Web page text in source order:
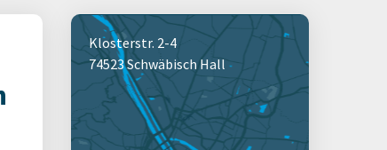
Klosterstr. 2-4
74523 Schwäbisch Hall